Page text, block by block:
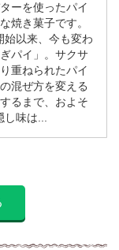
ーを使ったパイ
焼き菓子です。
始以来、今も変わ
パイ」。サクサ
重ねられたパイ
混ぜ方を変える
るまで、およそ
味は...